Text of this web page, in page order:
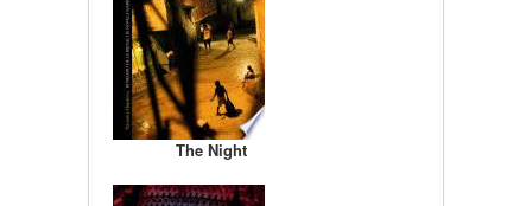
The Night